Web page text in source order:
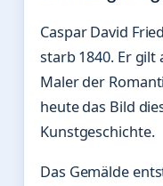
Caspar David
starb 1840. Er
Maler der
heute das Bild
Kunstgeschichte.
Das Gemälde